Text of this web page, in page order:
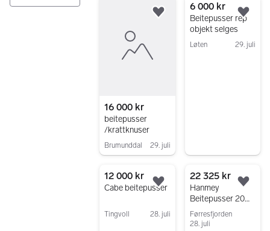
16 000 kr
beitepusser
/krattknuser
Brumunddal 29. juli
Legg til som favoritt.
6 000 kr
Beitepusser rep
objekt selges
Løten 29. juli
12 000 kr
Cabe beitepusser
Tingvoll 28. juli
Legg til som favoritt.
22 325 kr
Hanmey
Beitepusser 20
størrelser til riktig
pris
Førresfjorden
28. juli